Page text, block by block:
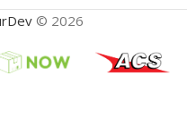
© 2026